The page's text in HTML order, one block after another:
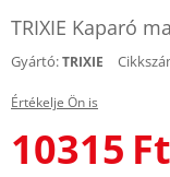
TRIXIE Kaparó
Gyártó:TRIXIE
Értékelje Ön is
10315 Ft